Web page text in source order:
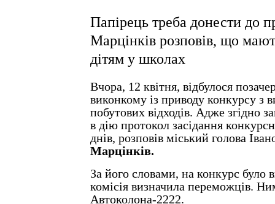
Папірець треба донести до
Марцінків розповів, що
дітям у школах
Вчора, 12 квітня, відбулося
виконкому із приводу конкурсу з
побутових відходів. Адже згідно
в дію протокол засідання
днів, розповів міський голова
Марцінків.
За його словами, на конкурс було
комісія визначила переможців.
Автоколона-2222.